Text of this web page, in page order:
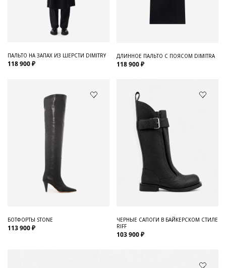
ПАЛЬТО НА ЗАПАХ ИЗ ШЕРСТИ DIMITRY
118 900 ₽
ДЛИННОЕ ПАЛЬТО С ПОЯСОМ DIMITRA
118 900 ₽
БОТФОРТЫ STONE
113 900 ₽
ЧЕРНЫЕ САПОГИ В БАЙКЕРСКОМ СТИЛЕ
RIFF
103 900 ₽